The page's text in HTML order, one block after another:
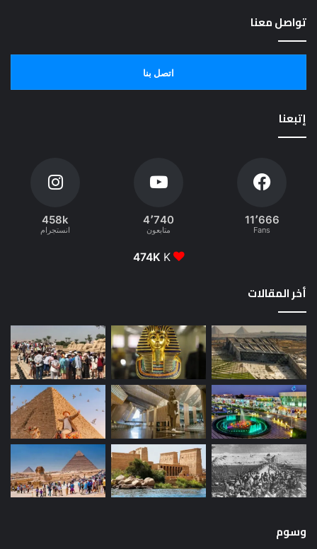
تواصل معنا
اتصل بنا
إتبعنا
11٬666
Fans
4٬740
متابعون
458k
انستجرام
474K K
أخر المقالات
وسوم